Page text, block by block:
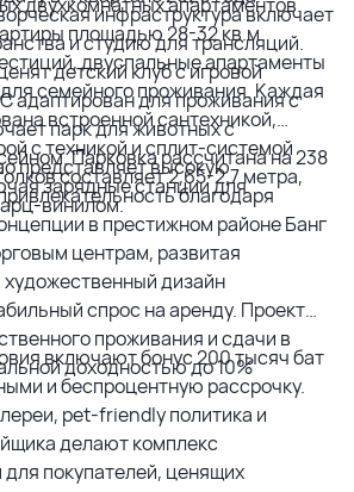
инфраструктура включает
и студию для трансляций.
детский клуб с игровой
адаптирован для проживания с
парк для животных с
Парковка рассчитана на 238
зарядные станции для
площадью 28-32 кв.м
двуспальные апартаменты
семейного проживания. Каждая
встроенной сантехникой,
с техникой и сплит-системой
составляет 2,65-2,7 метра,
винилом.
представляет высокую
благодаря
в престижном районе Банг
центрам, развитая
художественный дизайн
спрос на аренду. Проект
проживания и сдачи в
доходностью до 10%
включают бонус 200 тысяч бат
и беспроцентную рассрочку.
pet-friendly политика и
делают комплекс
покупателей, ценящих